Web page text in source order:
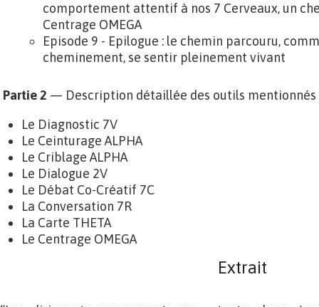
comportement attentif à nos 7 Cerveaux, un
Centrage OMEGA
Episode 9 - Epilogue : le chemin parcouru,
cheminement, se sentir pleinement vivant
Partie 2 — Description détaillée des outils mentionnés
Le Diagnostic 7V
Le Ceinturage ALPHA
Le Criblage ALPHA
Le Dialogue 2V
Le Débat Co-Créatif 7C
La Conversation 7R
La Carte THETA
Le Centrage OMEGA
Extrait